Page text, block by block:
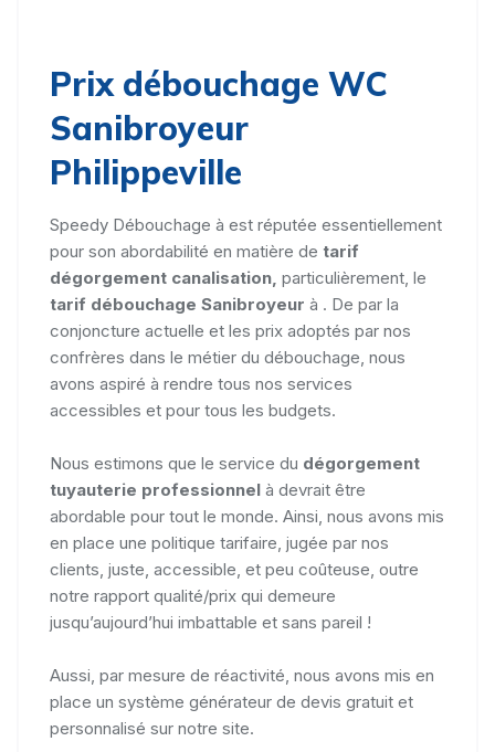
Prix débouchage WC
Sanibroyeur
Philippeville
Speedy Débouchage à est réputée essentiellement
pour son abordabilité en matière de tarif
dégorgement canalisation, particulièrement, le
tarif débouchage Sanibroyeur à . De par la
conjoncture actuelle et les prix adoptés par nos
confrères dans le métier du débouchage, nous
avons aspiré à rendre tous nos services
accessibles et pour tous les budgets.
Nous estimons que le service du dégorgement
tuyauterie professionnel à devrait être
abordable pour tout le monde. Ainsi, nous avons mis
en place une politique tarifaire, jugée par nos
clients, juste, accessible, et peu coûteuse, outre
notre rapport qualité/prix qui demeure
jusqu’aujourd’hui imbattable et sans pareil !
Aussi, par mesure de réactivité, nous avons mis en
place un système générateur de devis gratuit et
personnalisé sur notre site.